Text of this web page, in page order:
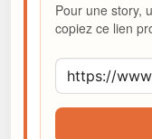
Pour une story,
copiez ce lien